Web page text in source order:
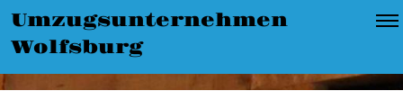
Umzugsunternehmen
Wolfsburg